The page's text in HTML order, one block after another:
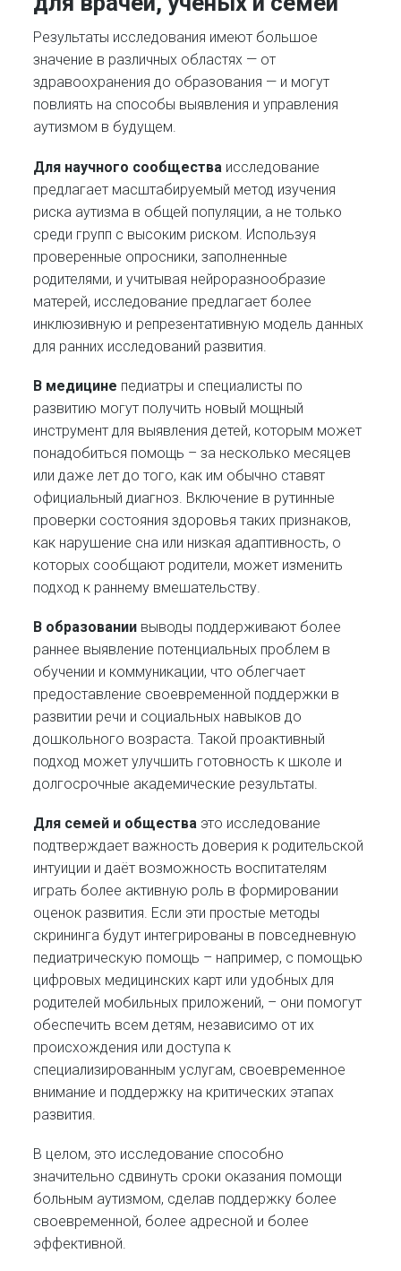
Результаты исследования имеют большое
значение в различных областях — от
здравоохранения до образования — и могут
повлиять на способы выявления и управления
аутизмом в будущем.​
Для научного сообщества исследование
предлагает масштабируемый метод изучения
риска аутизма в общей популяции, а не только
среди групп с высоким риском. Используя
проверенные опросники, заполненные
родителями, и учитывая нейроразнообразие
матерей, исследование предлагает более
инклюзивную и репрезентативную модель данных
для ранних исследований развития.​
В медицине педиатры и специалисты по
развитию могут получить новый мощный
инструмент для выявления детей, которым может
понадобиться помощь – за несколько месяцев
или даже лет до того, как им обычно ставят
официальный диагноз. Включение в рутинные
проверки состояния здоровья таких признаков,
как нарушение сна или низкая адаптивность, о
которых сообщают родители, может изменить
подход к раннему вмешательству.
В образовании выводы поддерживают более
раннее выявление потенциальных проблем в
обучении и коммуникации, что облегчает
предоставление своевременной поддержки в
развитии речи и социальных навыков до
дошкольного возраста. Такой проактивный
подход может улучшить готовность к школе и
долгосрочные академические результаты.​
Для семей и общества это исследование
подтверждает важность доверия к родительской
интуиции и даёт возможность воспитателям
играть более активную роль в формировании
оценок развития. Если эти простые методы
скрининга будут интегрированы в повседневную
педиатрическую помощь – например, с помощью
цифровых медицинских карт или удобных для
родителей мобильных приложений, – они помогут
обеспечить всем детям, независимо от их
происхождения или доступа к
специализированным услугам, своевременное
внимание и поддержку на критических этапах
развития.
В целом, это исследование способно
значительно сдвинуть сроки оказания помощи
больным аутизмом, сделав поддержку более
своевременной, более адресной и более
эффективной.